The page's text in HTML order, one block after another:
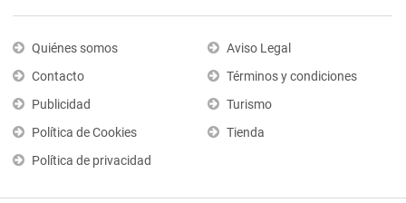
Quiénes somos
Contacto
Publicidad
Política de Cookies
Política de privacidad
Aviso Legal
Términos y condiciones
Turismo
Tienda